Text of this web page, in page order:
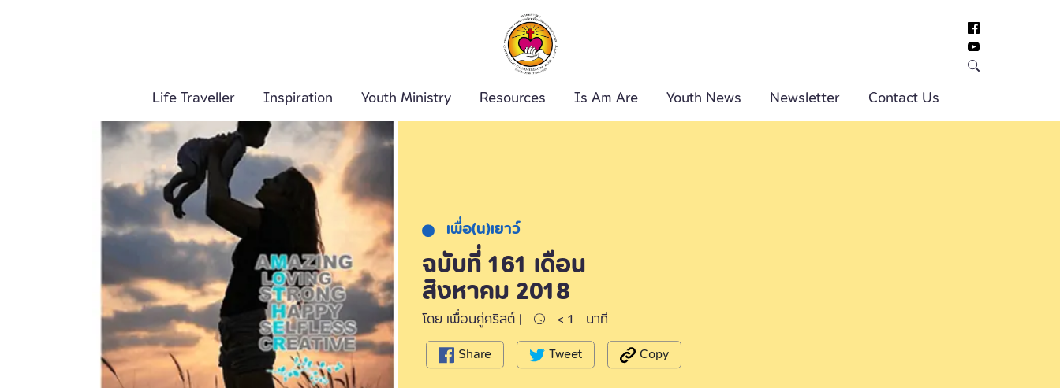
Life Traveller Inspiration Youth Ministry Resources Is Am Are Youth News Newsletter Contact Us
เพื่อ(น)เยาว์
ฉบับที่ 161 เดือน
สิงหาคม 2018
โดย เพื่อนคู่คริสต์ | < 1 นาที
Share
Tweet Copy